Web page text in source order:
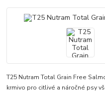
T25 Nutram Total Grain Free
krmivo pro citlivé a náročné psy